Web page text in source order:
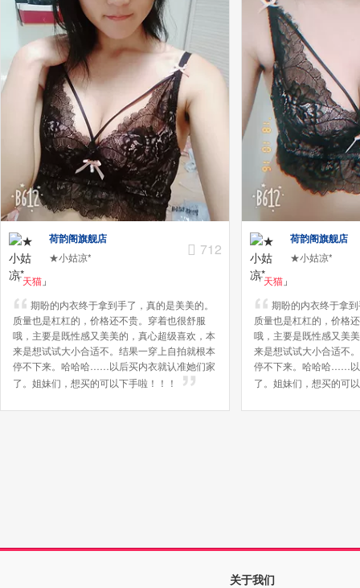
荷韵阁旗舰店
★小姑凉* 712
「天猫 」
期盼的内衣终于拿到手了，真的是美美的。
质量也是杠杠的，价格还不贵。穿着也很舒服
哦，主要是既性感又美美的，真心超级喜欢，本
来是想试试大小合适不。结果一穿上自拍就根本
停不下来。哈哈哈……以后买内衣就认准她们家
了。姐妹们，想买的可以下手啦！！！
荷韵阁旗舰店
★小姑凉*
「天猫 」
期盼的内衣终于拿
质量也是杠杠的，价格
哦，主要是既性感又美
来是想试试大小合适不
停不下来。哈哈哈……
了。姐妹们，想买的可
关于我们